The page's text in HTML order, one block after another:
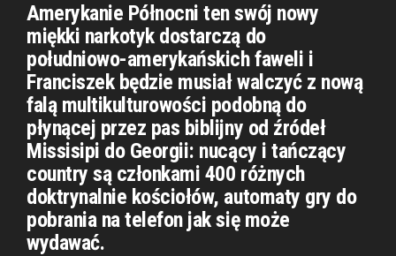
Amerykanie Północni ten swój nowy
miękki narkotyk dostarczą do
południowo-amerykańskich faweli i
Franciszek będzie musiał walczyć z nową
falą multikulturowości podobną do
płynącej przez pas biblijny od źródeł
Missisipi do Georgii: nucący i tańczący
country są członkami 400 różnych
doktrynalnie kościołów, automaty gry do
pobrania na telefon jak się może
wydawać.